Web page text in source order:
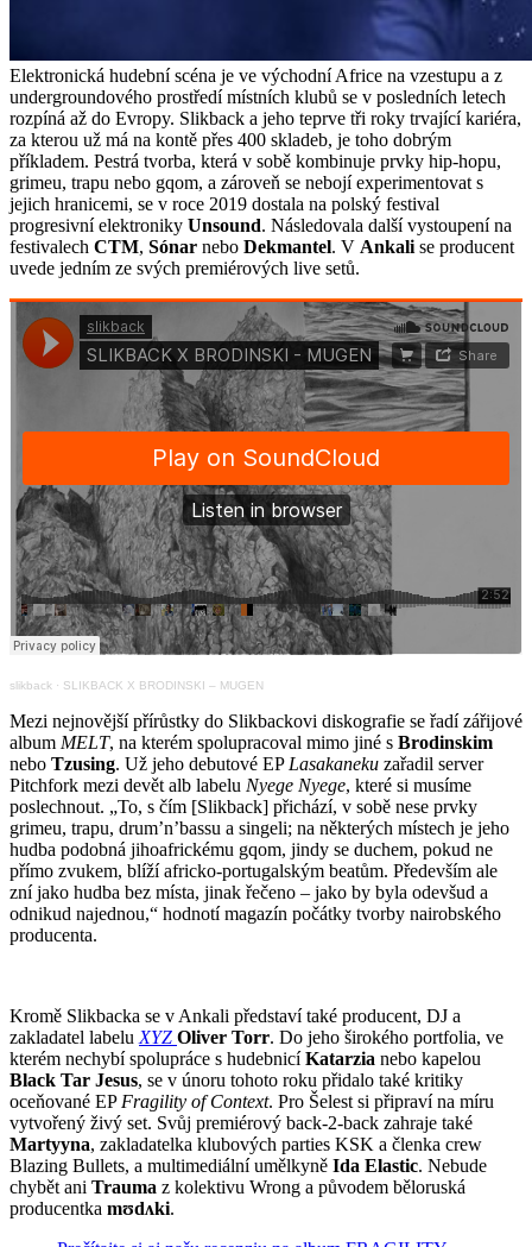
Elektronická hudební scéna je ve východní Africe na vzestupu a z
undergroundového prostředí místních klubů se v posledních letech
rozpíná až do Evropy. Slikback a jeho teprve tři roky trvající kariéra,
za kterou už má na kontě přes 400 skladeb, je toho dobrým
příkladem. Pestrá tvorba, která v sobě kombinuje prvky hip-hopu,
grimeu, trapu nebo gqom, a zároveň se nebojí experimentovat s
jejich hranicemi, se v roce 2019 dostala na polský festival
progresivní elektroniky Unsound. Následovala další vystoupení na
festivalech CTM, Sónar nebo Dekmantel. V Ankali se producent
uvede jedním ze svých premiérových live setů.
slikback · SLIKBACK X BRODINSKI – MUGEN
Mezi nejnovější přírůstky do Slikbackovi diskografie se řadí zářijové
album MELT, na kterém spolupracoval mimo jiné s Brodinskim
nebo Tzusing. Už jeho debutové EP Lasakaneku zařadil server
Pitchfork mezi devět alb labelu Nyege Nyege, které si musíme
poslechnout. „To, s čím [Slikback] přichází, v sobě nese prvky
grimeu, trapu, drum’n’bassu a singeli; na některých místech je jeho
hudba podobná jihoafrickému gqom, jindy se duchem, pokud ne
přímo zvukem, blíží africko-portugalským beatům. Především ale
zní jako hudba bez místa, jinak řečeno – jako by byla odevšud a
odnikud najednou,“ hodnotí magazín počátky tvorby nairobského
producenta.
Kromě Slikbacka se v Ankali představí také producent, DJ a
zakladatel labelu XYZ Oliver Torr. Do jeho širokého portfolia, ve
kterém nechybí spolupráce s hudebnicíKatarzia nebo kapelou
Black Tar Jesus, se v únoru tohoto roku přidalo také kritiky
oceňované EP Fragility of Context. Pro Šelest si připraví na míru
vytvořený živý set. Svůj premiérový back-2-back zahraje také
Martyyna, zakladatelka klubových parties KSK a členka crew
Blazing Bullets, a multimediální umělkyně Ida Elastic. Nebude
chybět ani Trauma z kolektivu Wrong a původem běloruská
producentka mʊdʌki.